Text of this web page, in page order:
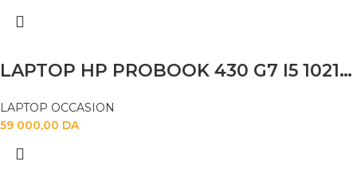
LAPTOP HP PROBOOK 430 G7 I5 10210U 8GB 256 SSD 13.3 FHD
LAPTOP OCCASION
59 000,00 DA